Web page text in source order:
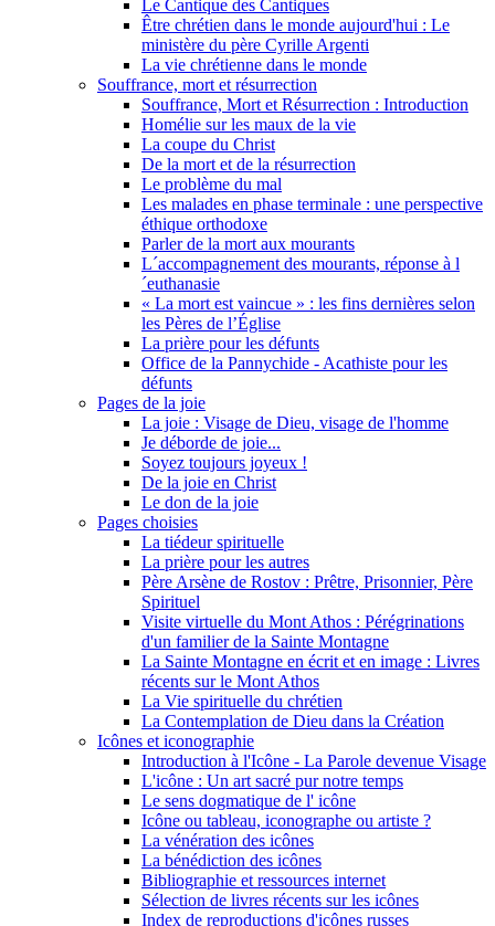
Le Cantique des Cantiques
Être chrétien dans le monde aujourd'hui : Le
ministère du père Cyrille Argenti
La vie chrétienne dans le monde
Souffrance, mort et résurrection
Souffrance, Mort et Résurrection : Introduction
Homélie sur les maux de la vie
La coupe du Christ
De la mort et de la résurrection
Le problème du mal
Les malades en phase terminale : une perspective
éthique orthodoxe
Parler de la mort aux mourants
L´accompagnement des mourants, réponse à l
´euthanasie
« La mort est vaincue » : les fins dernières selon
les Pères de l’Église
La prière pour les défunts
Office de la Pannychide - Acathiste pour les
défunts
Pages de la joie
La joie : Visage de Dieu, visage de l'homme
Je déborde de joie...
Soyez toujours joyeux !
De la joie en Christ
Le don de la joie
Pages choisies
La tiédeur spirituelle
La prière pour les autres
Père Arsène de Rostov : Prêtre, Prisonnier, Père
Spirituel
Visite virtuelle du Mont Athos : Pérégrinations
d'un familier de la Sainte Montagne
La Sainte Montagne en écrit et en image : Livres
récents sur le Mont Athos
La Vie spirituelle du chrétien
La Contemplation de Dieu dans la Création
Icônes et iconographie
Introduction à l'Icône - La Parole devenue Visage
L'icône : Un art sacré pur notre temps
Le sens dogmatique de l' icône
Icône ou tableau, iconographe ou artiste ?
La vénération des icônes
La bénédiction des icônes
Bibliographie et ressources internet
Sélection de livres récents sur les icônes
Index de reproductions d'icônes russes